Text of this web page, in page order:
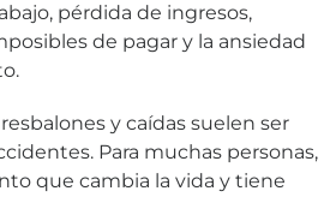
pérdida de ingresos,
de pagar y la ansiedad
y caídas suelen ser
Para muchas personas,
que cambia la vida y tiene